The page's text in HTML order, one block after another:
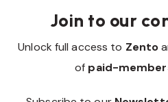
Join to our
Unlock full access to Zento
of paid-